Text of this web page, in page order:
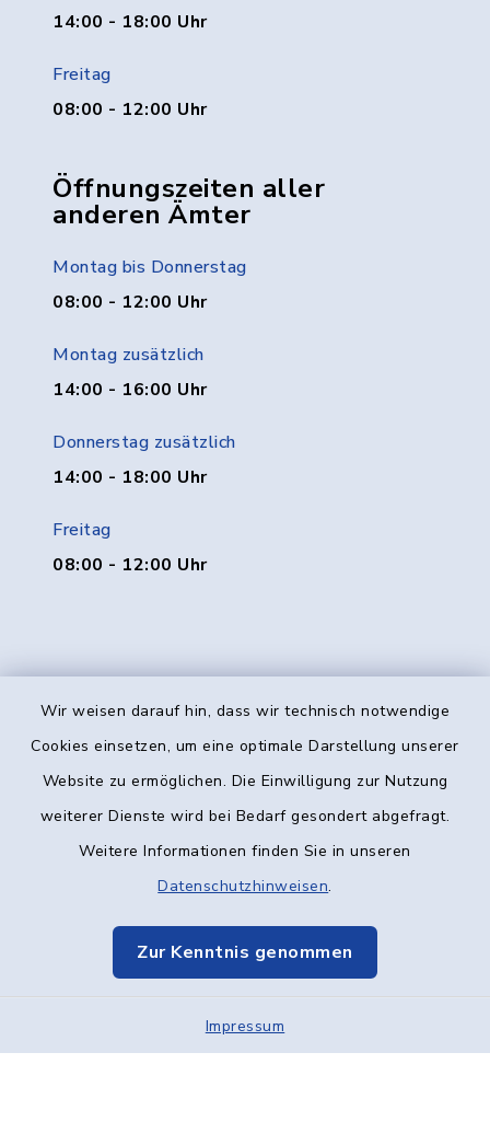
Wir weisen darauf hin, dass wir technisch notwendige
Cookies einsetzen, um eine optimale Darstellung unserer
Website zu ermöglichen. Die Einwilligung zur Nutzung
weiterer Dienste wird bei Bedarf gesondert abgefragt.
Weitere Informationen finden Sie in unseren
Datenschutzhinweisen.
Zur Kenntnis genommen
Impressum
14:00 - 18:00 Uhr
Freitag
08:00 - 12:00 Uhr
Öffnungszeiten aller
anderen Ämter
Montag bis Donnerstag
08:00 - 12:00 Uhr
Montag zusätzlich
14:00 - 16:00 Uhr
Donnerstag zusätzlich
14:00 - 18:00 Uhr
Freitag
08:00 - 12:00 Uhr
Kontakt
Datenschutz
Elektronische Kommunikation
Sitemap